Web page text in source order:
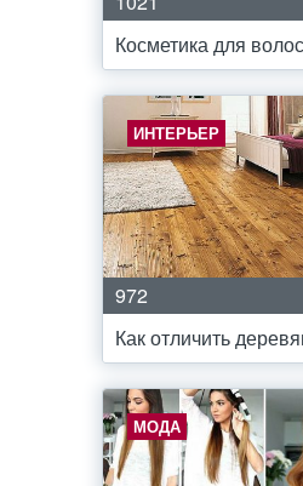
Косметика для волос
ИНТЕРЬЕР
972
Как отличить
МОДА